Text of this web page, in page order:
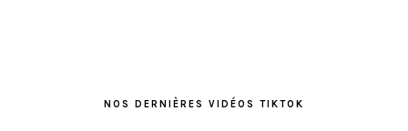
PRINCIPALENOS DERNIÈRES VIDÉOS TIKTOK